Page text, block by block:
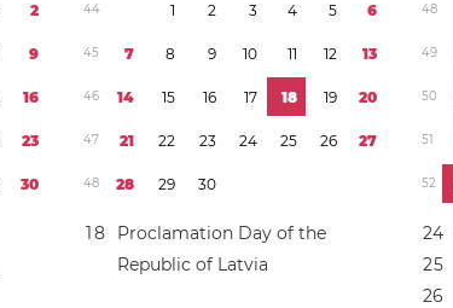
2
9
16
23
30
44 1 2 3 4 5 6
45 7 8 9 10 11 12 13
46 14 15 16 17 18 19 20
47 21 22 23 24 25 26 27
48 28 29 30
18
Proclamation Day of the
Republic of Latvia
48
49
50
51
52
24
25
26